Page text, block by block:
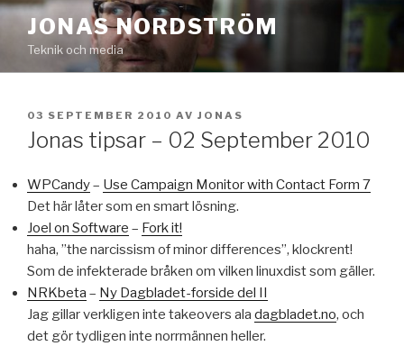
Hoppa
innehåll
JONAS NORDSTRÖM
Teknik och media
PUBLICERAT
03 SEPTEMBER 2010 AV JONAS
Jonas tipsar – 02 September 2010
WPCandy– Use Campaign Monitor with Contact Form 7
Det här låter som en smart lösning.
Joel on Software – Fork it!
haha, ”the narcissism of minor differences”, klockrent!
Som de infekterade bråken om vilken linuxdist som gäller.
NRKbeta – Ny Dagbladet-forside del II
Jag gillar verkligen inte takeovers ala dagbladet.no, och
det gör tydligen inte norrmännen heller.